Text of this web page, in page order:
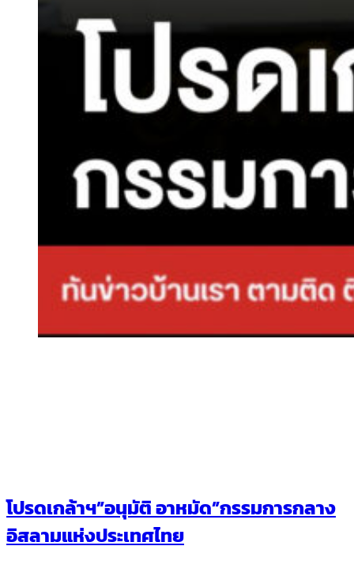
โปรดเกล้าฯ”อนุมัติ อาหมัด”กรรมการกลาง
อิสลามแห่งประเทศไทย